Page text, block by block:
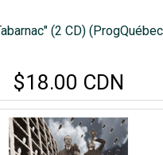
(2 CD)
$18.00 CDN